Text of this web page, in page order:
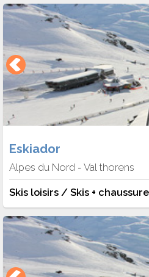
Eskiador
Alpes du Nord - Val thorens
Skis loisirs / Skis +